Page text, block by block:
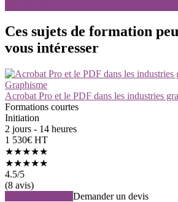
Ces sujets de formation
vous intéresser
Graphisme
Acrobat Pro et le PDF dans les industries
Formations courtes
Initiation
2 jours - 14 heures
1 530€ HT
★★★★★
★★★★★
4.5/5
(8 avis)
Demander un devis